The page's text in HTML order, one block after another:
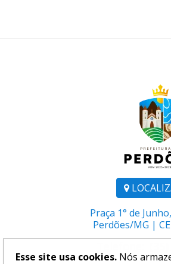
Praça 1° de
Perdões/MG |
Esse site usa cookies. Nós